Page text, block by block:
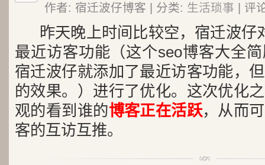
作者: 宿迁波仔博客 | 分类: 生活琐事 | 评
昨天晚上时间比较空，宿迁波仔
最近访客功能（这个seo博客大全
宿迁波仔就添加了最近访客功能，
的效果。）进行了优化。这次优化
观的看到谁的博客正在活跃，从而
客的互访互推。